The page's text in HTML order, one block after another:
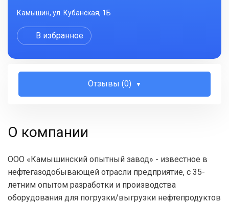
Камышин, ул. Кубанская, 1Б
В избранное
Отзывы (0)
О компании
ООО «Камышинский опытный завод» - известное в
нефтегазодобывающей отрасли предприятие, с 35-
летним опытом разработки и производства
оборудования для погрузки/выгрузки нефтепродуктов